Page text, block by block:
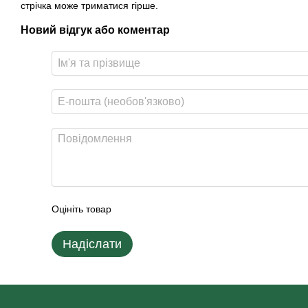
стрічка може триматися гірше.
Новий відгук або коментар
Оцініть товар
Надіслати